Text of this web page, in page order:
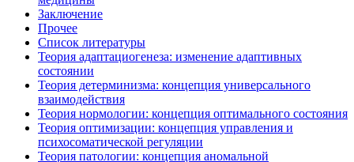
Заключение
Прочее
Список литературы
Теория адаптациогенеза: изменение адаптивных
состоянии
Теория детерминизма: концепция универсального
взаимодействия
Теория нормологии: концепция оптимального состояния
Теория оптимизации: концепция управления и
психосоматической регуляции
Теория патологии: концепция аномальной